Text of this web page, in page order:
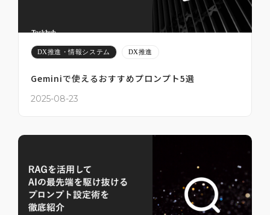
DX推進・情報システム DX推進
Geminiで使えるおすすめプロンプト5選
2025-08-23